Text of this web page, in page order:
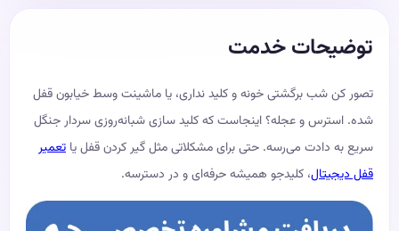
توضیحات خدمت
تصور کن شب برگشتی خونه و کلید نداری، یا ماشینت وسط خیابون قفل
شده. استرس و عجله؟ اینجاست که کلید سازی شبانه‌روزی سردار جنگل
سریع به دادت می‌رسه. حتی برای مشکلاتی مثل گیر کردن قفل یا تعمیر
قفل دیجیتال، کلیدجو همیشه حرفه‌ای و در دسترسه.